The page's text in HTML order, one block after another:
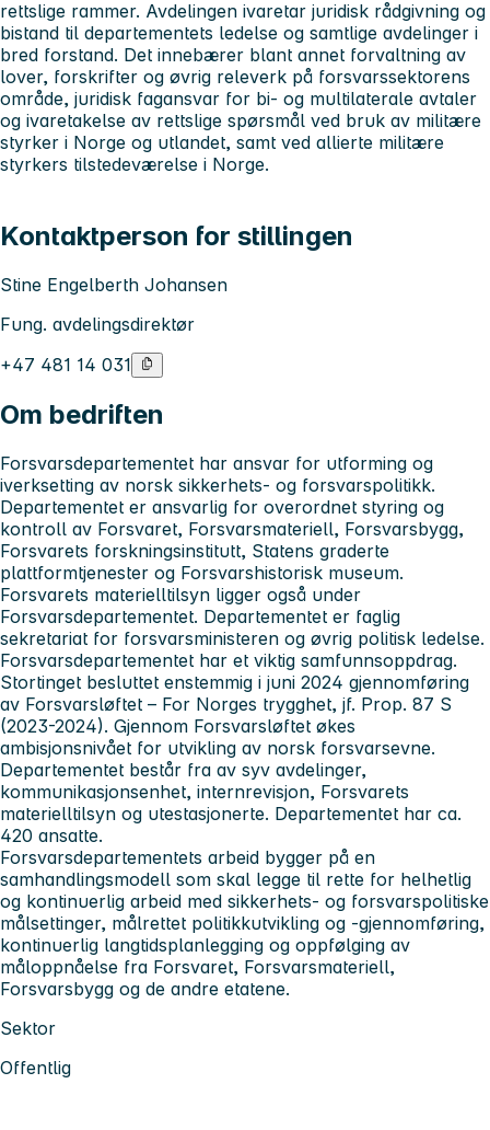
rettslige rammer. Avdelingen ivaretar juridisk rådgivning og
bistand til departementets ledelse og samtlige avdelinger i
bred forstand. Det innebærer blant annet forvaltning av
lover, forskrifter og øvrig releverk på forsvarssektorens
område, juridisk fagansvar for bi- og multilaterale avtaler
og ivaretakelse av rettslige spørsmål ved bruk av militære
styrker i Norge og utlandet, samt ved allierte militære
styrkers tilstedeværelse i Norge.
Kontaktperson for stillingen
Stine Engelberth Johansen
Fung. avdelingsdirektør
+47 481 14 031
Om bedriften
Forsvarsdepartementet har ansvar for utforming og
iverksetting av norsk sikkerhets- og forsvarspolitikk.
Departementet er ansvarlig for overordnet styring og
kontroll av Forsvaret, Forsvarsmateriell, Forsvarsbygg,
Forsvarets forskningsinstitutt, Statens graderte
plattformtjenester og Forsvarshistorisk museum.
Forsvarets materielltilsyn ligger også under
Forsvarsdepartementet. Departementet er faglig
sekretariat for forsvarsministeren og øvrig politisk ledelse.
Forsvarsdepartementet har et viktig samfunnsoppdrag.
Stortinget besluttet enstemmig i juni 2024 gjennomføring
av Forsvarsløftet – For Norges trygghet, jf. Prop. 87 S
(2023-2024). Gjennom Forsvarsløftet økes
ambisjonsnivået for utvikling av norsk forsvarsevne.
Departementet består fra av syv avdelinger,
kommunikasjonsenhet, internrevisjon, Forsvarets
materielltilsyn og utestasjonerte. Departementet har ca.
420 ansatte.
Forsvarsdepartementets arbeid bygger på en
samhandlingsmodell som skal legge til rette for helhetlig
og kontinuerlig arbeid med sikkerhets- og forsvarspolitiske
målsettinger, målrettet politikkutvikling og -gjennomføring,
kontinuerlig langtidsplanlegging og oppfølging av
måloppnåelse fra Forsvaret, Forsvarsmateriell,
Forsvarsbygg og de andre etatene.
Sektor
Offentlig